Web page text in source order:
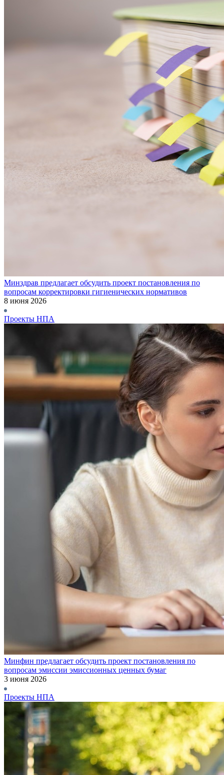
Минздрав предлагает обсудить проект постановления по
вопросам корректировки гигиенических нормативов
8 июня 2026
Проекты НПА
Минфин предлагает обсудить проект постановления по
вопросам эмиссии эмиссионных ценных бумаг
3 июня 2026
Проекты НПА